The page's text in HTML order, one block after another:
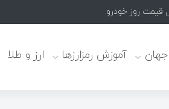
جهان آموزش رمزارزها ارز و طلا